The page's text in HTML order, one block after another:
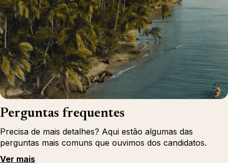
Perguntas frequentes
Precisa de mais detalhes? Aqui estão algumas das
perguntas mais comuns que ouvimos dos candidatos.
Ver mais